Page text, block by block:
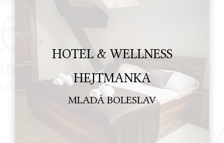
HOTEL & WELLNESS
HEJTMANKA
MLADÁ BOLESLAV